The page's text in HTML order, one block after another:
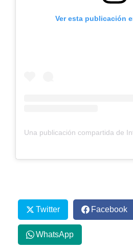
Ver esta publicación
Twitter Facebook
WhatsApp